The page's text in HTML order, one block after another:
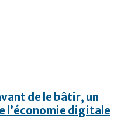
de le bâtir, un
l’économie digitale